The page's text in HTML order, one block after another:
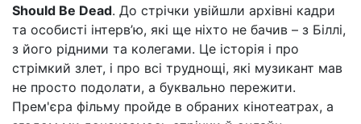
Should Be Dead. До стрічки увійшли архівні кадри
та особисті інтерв’ю, які ще ніхто не бачив – з Біллі,
з його рідними та колегами. Це історія і про
стрімкий злет, і про всі труднощі, які музикант мав
не просто подолати, а буквально пережити.
Прем'єра фільму пройде в обраних кінотеатрах, а